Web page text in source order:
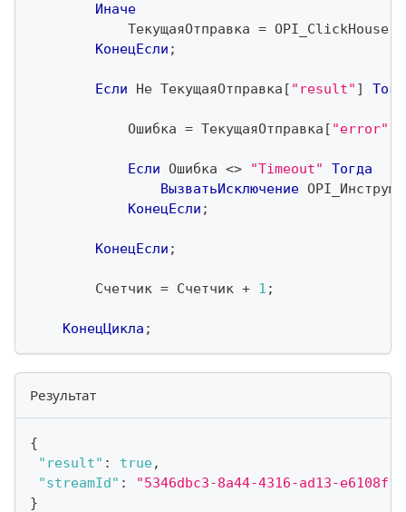
Иначе
            ТекущаяОтправка
= OPI_ClickHouse
КонецЕсли ;
Если Не ТекущаяОтправка [ "result" ]
            Ошибка
= ТекущаяОтправка [ "error"
Если Ошибка <> "Timeout"
Тогда
ВызватьИсключение
КонецЕсли ;
КонецЕсли ;
        Счетчик
= Счетчик + 1 ;
КонецЦикла ;
Результат
{
"result" : true,
"streamId" :
"5346dbc3-8a44-4316-ad13-
}